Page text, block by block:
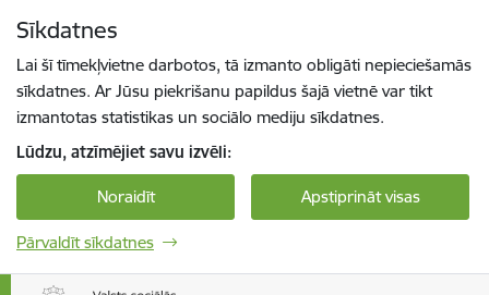
Sīkdatnes
Lai šī tīmekļvietne darbotos, tā izmanto obligāti nepieciešamās
sīkdatnes. Ar Jūsu piekrišanu papildus šajā vietnē var tikt
izmantotas statistikas un sociālo mediju sīkdatnes.
Lūdzu, atzīmējiet savu izvēli:
Noraidīt Apstiprināt visas
Pārvaldīt sīkdatnes